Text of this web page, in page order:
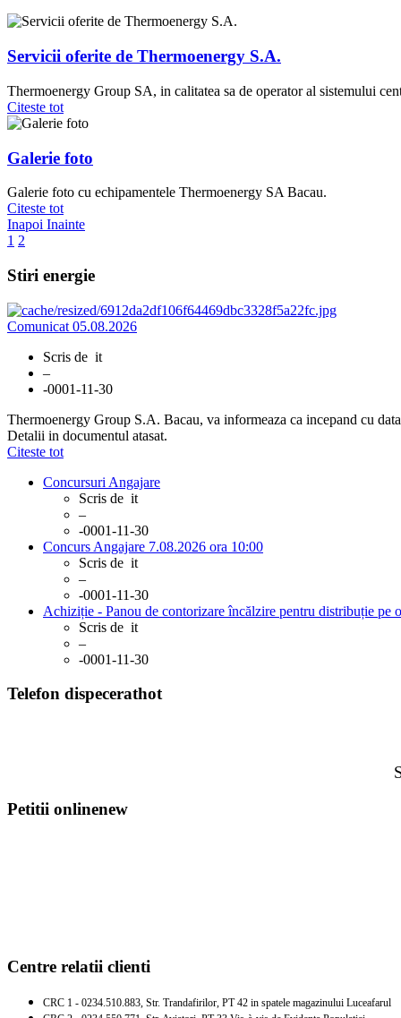
Servicii oferite de Thermoenergy S.A.
Thermoenergy Group SA, in calitatea sa de operator al sistemului
Citeste tot
Galerie foto
Galerie foto cu echipamentele Thermoenergy SA Bacau.
Citeste tot
Inapoi Inainte
1 2
Stiri energie
Comunicat 05.08.2026
Scris de it
–
-0001-11-30
Thermoenergy Group S.A. Bacau, va informeaza ca incepand cu
Detalii in documentul atasat.
Citeste tot
Concursuri Angajare
Scris de it
–
-0001-11-30
Concurs Angajare 7.08.2026 ora 10:00
Scris de it
–
-0001-11-30
Achiziție - Panou de contorizare încălzire pentru distribuție pe
Scris de it
–
-0001-11-30
Telefon dispecerathot
Petitii onlinenew
Centre relatii clienti
CRC 1 - 0234.510.883, Str. Trandafirilor, PT 42 in spatele magazinului Luceafarul